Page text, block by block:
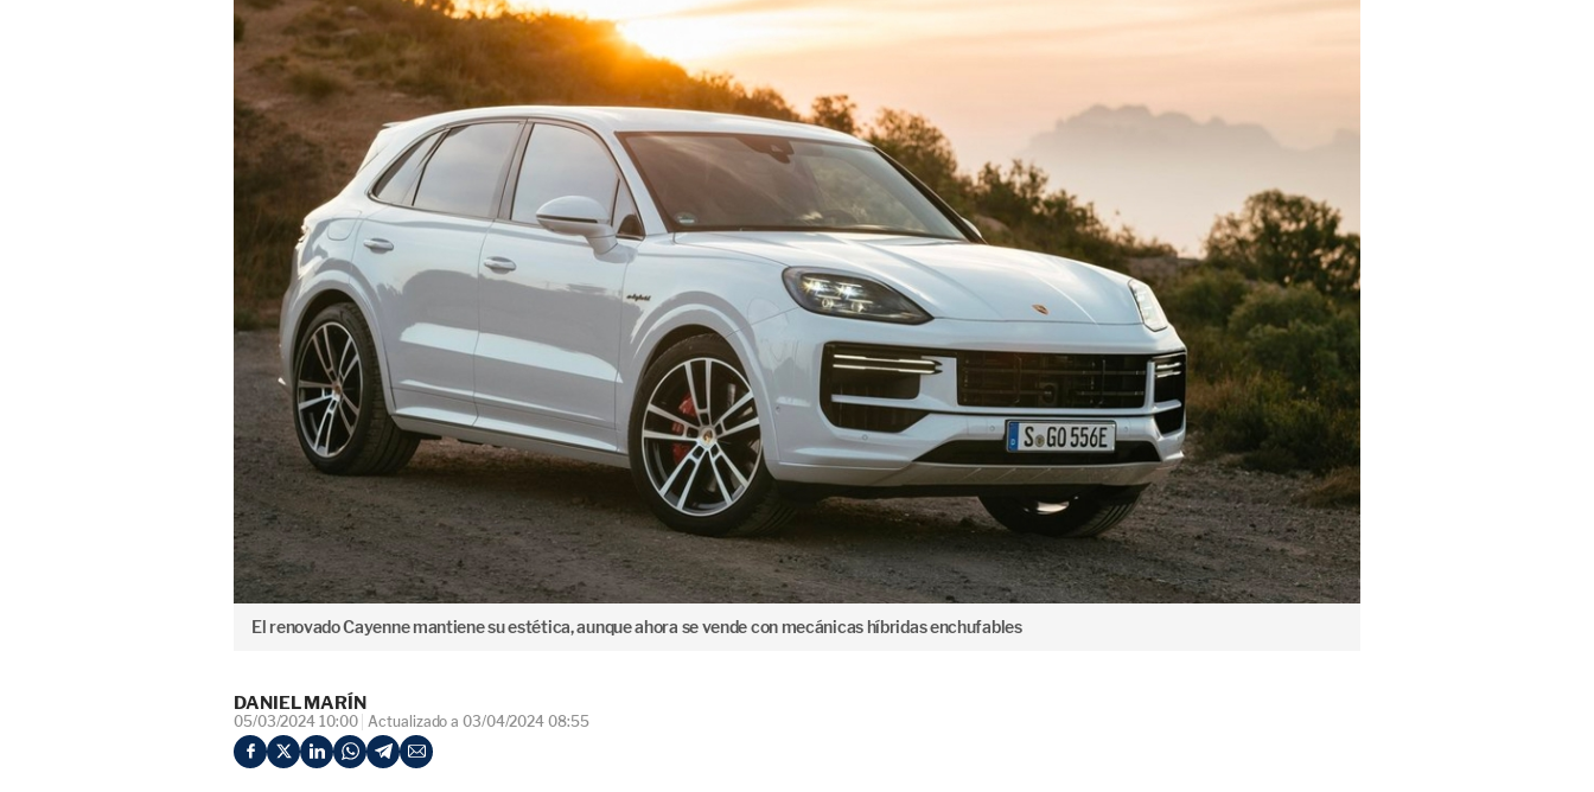
El renovado Cayenne mantiene su estética, aunque ahora se vende con mecánicas híbridas enchufables
DANIEL MARÍN
05/03/2024 10:00 Actualizado a 03/04/2024 08:55